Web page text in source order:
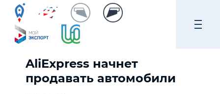
AliExpress начнет
продавать автомобили